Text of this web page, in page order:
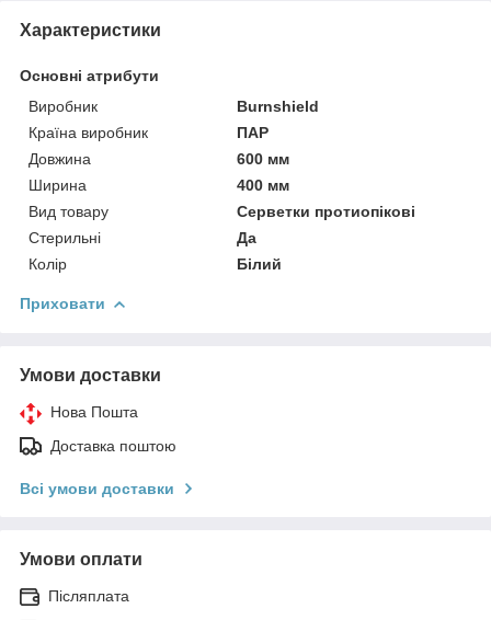
Характеристики
Основні атрибути
Виробник
Burnshield
Країна виробник
ПАР
Довжина
600 мм
Ширина
400 мм
Вид товару
Серветки протиопікові
Стерильні
Да
Колір
Білий
Приховати
Умови доставки
Нова Пошта
Доставка поштою
Всі умови доставки
Умови оплати
Післяплата